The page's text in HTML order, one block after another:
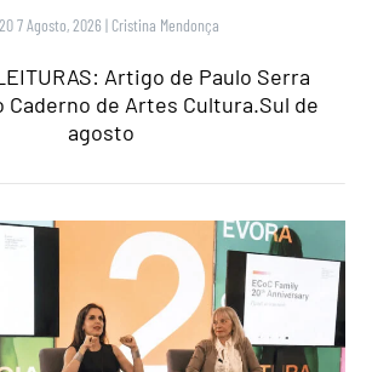
7 Agosto, 2026 | Cristina Mendonça
Artigo de Paulo Serra
Caderno de Artes Cultura.Sul de
agosto